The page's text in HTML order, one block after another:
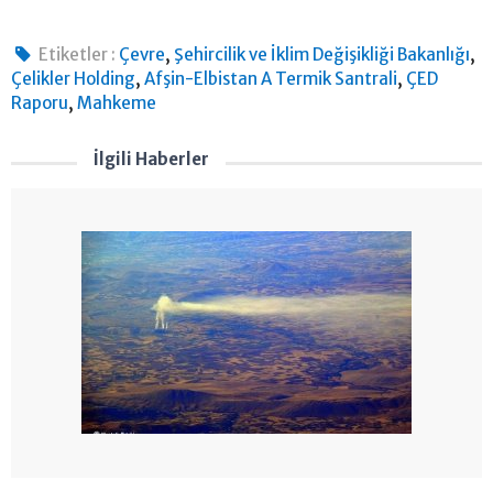
Etiketler : Çevre, Şehircilik ve İklim Değişikliği Bakanlığı,
Çelikler Holding, Afşin-Elbistan A Termik Santrali, ÇED
Raporu, Mahkeme
İlgili Haberler